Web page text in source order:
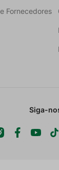
Fornecedores
Siga-